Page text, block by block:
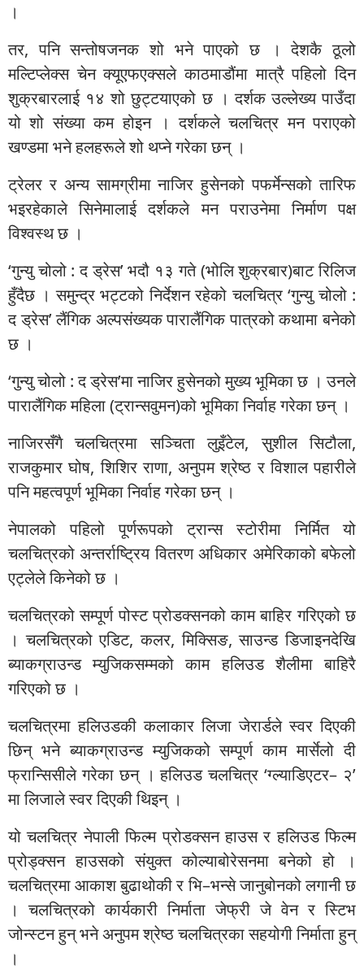
।
तर, पनि सन्तोषजनक शो भने पाएको छ । देशकै ठूलो
मल्टिप्लेक्स चेन क्यूएफएक्सले काठमाडौंमा मात्रै पहिलो दिन
शुक्रबारलाई १४ शो छुट्टयाएको छ । दर्शक उल्लेख्य पाउँदा
यो शो संख्या कम होइन । दर्शकले चलचित्र मन पराएको
खण्डमा भने हलहरूले शो थप्ने गरेका छन् ।
ट्रेलर र अन्य सामग्रीमा नाजिर हुसेनको पफर्मेन्सको तारिफ
भइरहेकाले सिनेमालाई दर्शकले मन पराउनेमा निर्माण पक्ष
विश्वस्थ छ ।
‘गुन्यु चोलो : द ड्रेस’ भदौ १३ गते (भोलि शुक्रबार)बाट रिलिज
हुँदैछ । समुन्द्र भट्टको निर्देशन रहेको चलचित्र ‘गुन्यु चोलो :
द ड्रेस’ लैंगिक अल्पसंख्यक पारालैंगिक पात्रको कथामा बनेको
छ ।
‘गुन्यु चोलो : द ड्रेस’मा नाजिर हुसेनको मुख्य भूमिका छ । उनले
पारालैंगिक महिला (ट्रान्सवुमन)को भूमिका निर्वाह गरेका छन् ।
नाजिरसँगै चलचित्रमा सञ्चिता लुइँटेल, सुशील सिटौला,
राजकुमार घोष, शिशिर राणा, अनुपम श्रेष्ठ र विशाल पहारीले
पनि महत्वपूर्ण भूमिका निर्वाह गरेका छन् ।
नेपालको पहिलो पूर्णरूपको ट्रान्स स्टोरीमा निर्मित यो
चलचित्रको अन्तर्राष्ट्रिय वितरण अधिकार अमेरिकाको बफेलो
एट्लेले किनेको छ ।
चलचित्रको सम्पूर्ण पोस्ट प्रोडक्सनको काम बाहिर गरिएको छ
। चलचित्रको एडिट, कलर, मिक्सिङ, साउन्ड डिजाइनदेखि
ब्याकग्राउन्ड म्युजिकसम्मको काम हलिउड शैलीमा बाहिरै
गरिएको छ ।
चलचित्रमा हलिउडकी कलाकार लिजा जेरार्डले स्वर दिएकी
छिन् भने ब्याकग्राउन्ड म्युजिकको सम्पूर्ण काम मार्सेलो दी
फ्रान्सिसीले गरेका छन् । हलिउड चलचित्र ‘ग्ल्याडिएटर– २’
मा लिजाले स्वर दिएकी थिइन् ।
यो चलचित्र नेपाली फिल्म प्रोडक्सन हाउस र हलिउड फिल्म
प्रोड्क्सन हाउसको संयुक्त कोल्याबोरेसनमा बनेको हो ।
चलचित्रमा आकाश बुढाथोकी र भि–भन्से जानुबोनको लगानी छ
। चलचित्रको कार्यकारी निर्माता जेफ्री जे वेन र स्टिभ
जोन्स्टन हुन् भने अनुपम श्रेष्ठ चलचित्रका सहयोगी निर्माता हुन्
।